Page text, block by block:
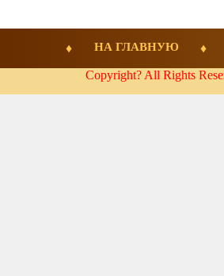
НА ГЛАВНУЮ
Copyright? All Rights